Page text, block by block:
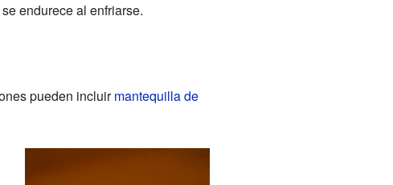
endurece al enfriarse.
pueden incluirmantequilla de